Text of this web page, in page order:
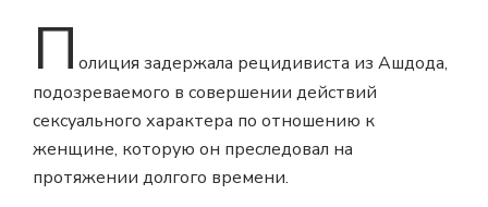
П олиция задержала рецидивиста из Ашдода,
подозреваемого в совершении действий
сексуального характера по отношению к
женщине, которую он преследовал на
протяжении долгого времени.